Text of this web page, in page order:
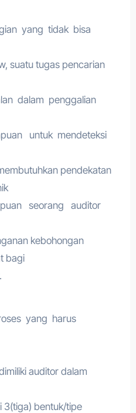
yang tidak bisa
suatu tugas pencarian
dalam penggalian
untuk mendeteksi
pendekatan
seorang auditor
kebohongan
bagi
yang harus
auditor dalam
3(tiga) bentuk/tipe